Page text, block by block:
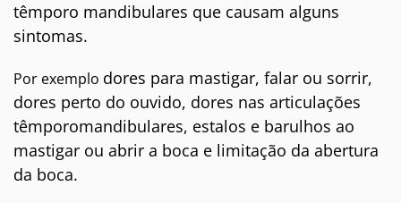
têmporo mandibulares que causam alguns
sintomas.
Por exemplo dores para mastigar, falar ou sorrir,
dores perto do ouvido, dores nas articulações
têmporomandibulares, estalos e barulhos ao
mastigar ou abrir a boca e limitação da abertura
da boca.